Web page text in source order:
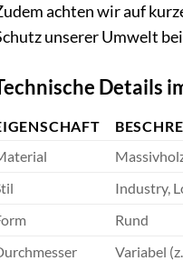
achten wir auf
unserer Umwelt
Details
Industry,
Rund
Variabel